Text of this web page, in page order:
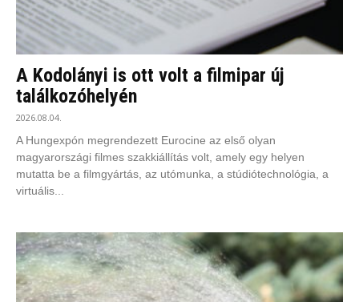
A Kodolányi is ott volt a filmipar új
találkozóhelyén
2026.08.04.
A Hungexpón megrendezett Eurocine az első olyan
magyarországi filmes szakkiállítás volt, amely egy helyen
mutatta be a filmgyártás, az utómunka, a stúdiótechnológia, a
virtuális...